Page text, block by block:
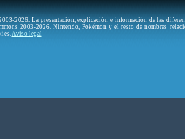
2026. La presentación, explicación e información de las
2003-2026. Nintendo, Pokémon y el resto de nombres
Aviso legal